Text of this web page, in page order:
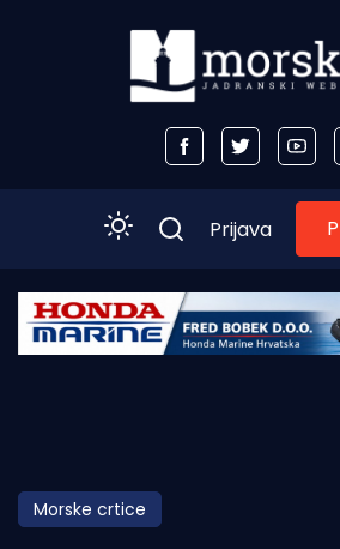
Početna
Obala
Otoci
Prijava
Morske crtice